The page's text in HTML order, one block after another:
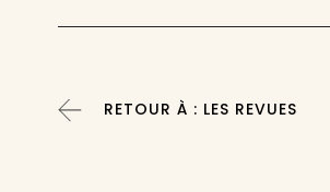
RETOUR À : LES REVUES